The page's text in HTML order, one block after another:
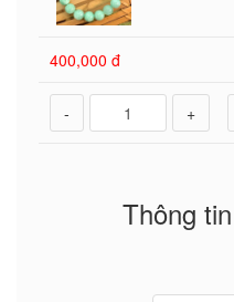
400,000 đ
- +
Thông